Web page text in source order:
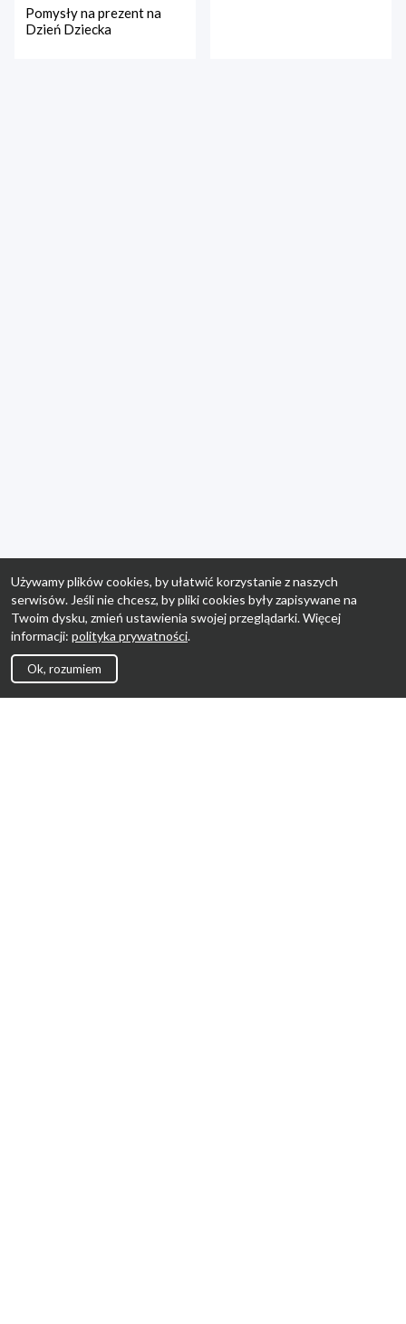
Pomysły na prezent na
Dzień Dziecka
Używamy plików cookies, by ułatwić korzystanie z naszych
serwisów. Jeśli nie chcesz, by pliki cookies były zapisywane na
Twoim dysku, zmień ustawienia swojej przeglądarki. Więcej
informacji: polityka prywatności.
Ok, rozumiem